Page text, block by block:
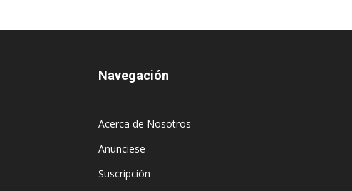
Navegación
Acerca de Nosotros
Anunciese
Suscripción